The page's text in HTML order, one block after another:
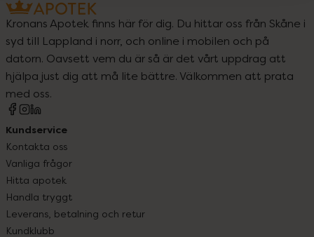
Kronans Apotek finns här för dig. Du hittar oss från Skåne i
syd till Lappland i norr, och online i mobilen och på
datorn. Oavsett vem du är så är det vårt uppdrag att
hjälpa just dig att må lite bättre. Välkommen att prata
med oss.
Kundservice
Kontakta oss
Vanliga frågor
Hitta apotek
Handla tryggt
Leverans, betalning och retur
Kundklubb